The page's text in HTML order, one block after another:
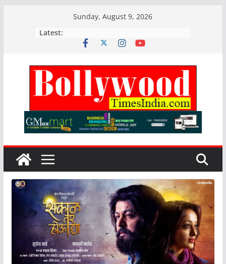
Sunday, August 9, 2026
Latest: